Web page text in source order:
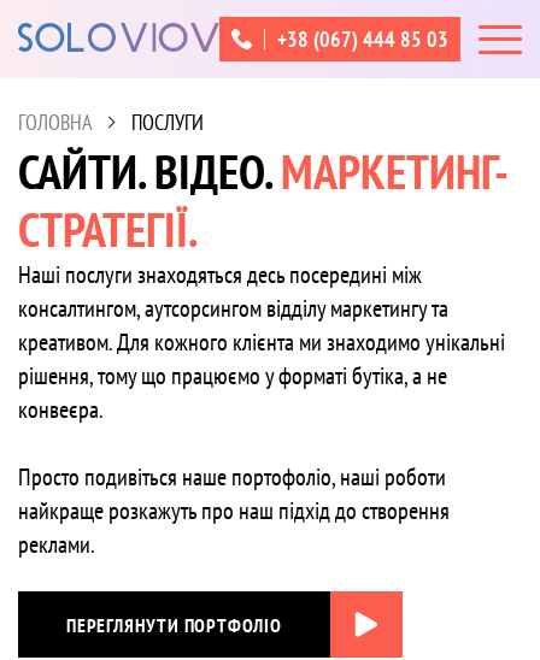
+38 (067) 444 85 03
ГОЛОВНА ПОСЛУГИ
САЙТИ. ВІДЕО.МАРКЕТИНГ-
СТРАТЕГІЇ.
Наші послуги знаходяться десь посередині між
консалтингом, аутсорсингом відділу маркетингу та
креативом. Для кожного клієнта ми знаходимо унікальні
рішення, тому що працюємо у форматі бутіка, а не
конвеєра.
Просто подивіться наше портофоліо, наші роботи
найкраще розкажуть про наш підхід до створення
реклами.
ПЕРЕГЛЯНУТИ ПОРТФОЛІО